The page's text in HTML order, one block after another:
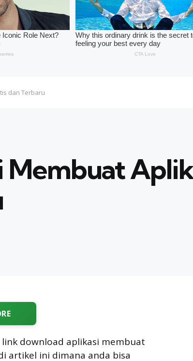
dan Terbaru
Membuat
download aplikasi membuat
artikel ini dimana anda bisa